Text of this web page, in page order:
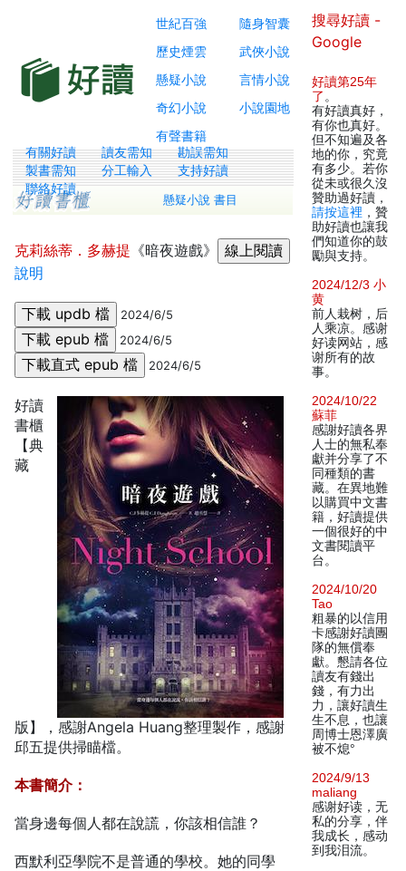
世紀百強
隨身智囊
歷史煙雲
武俠小說
懸疑小說
言情小說
奇幻小說
小說園地
有聲書籍
有關好讀 讀友需知
勘誤需知
製書需知
分工輸入
支持好讀
聯絡好讀
懸疑小說 書目
克莉絲蒂．多赫提 《暗夜遊戲》
說明
2024/6/5
2024/6/5
2024/6/5
好讀
書櫃
【典
藏
版】，感謝Angela Huang整理製作，感謝
邱五提供掃瞄檔。
本書簡介：
當身邊每個人都在說謊，你該相信誰？
西默利亞學院不是普通的學校。她的同學
搜尋好讀 -
Google
好讀第25年
了 。
有好讀真好，
有你也真好。
但不知遍及各
地的你，究竟
有多少。若你
從未或很久沒
贊助過好讀，
請按這裡 ，贊
助好讀也讓我
們知道你的鼓
勵與支持。
2024/12/3 小
黄
前人栽树，后
人乘凉。感谢
好读网站，感
谢所有的故
事。
2024/10/22
蘇菲
感謝好讀各界
人士的無私奉
獻并分享了不
同種類的書
藏。在異地難
以購買中文書
籍，好讀提供
一個很好的中
文書閱讀平
台。
2024/10/20
Tao
粗暴的以信用
卡感謝好讀團
隊的無償奉
獻。懇請各位
讀友有錢出
錢，有力出
力，讓好讀生
生不息，也讓
周博士恩澤廣
被不熄°
2024/9/13
maliang
感谢好读，无
私的分享，伴
我成长，感动
到我泪流。